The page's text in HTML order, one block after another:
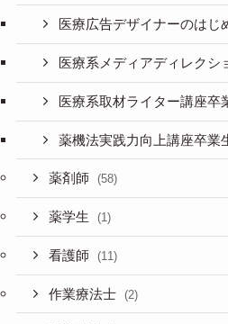
医療広告デザイナーのはじ
医療系メディアディレクシ
医療系取材ライター講座卒
薬機法実践力向上講座卒業
薬剤師 (58)
薬学生 (1)
看護師 (11)
作業療法士 (2)